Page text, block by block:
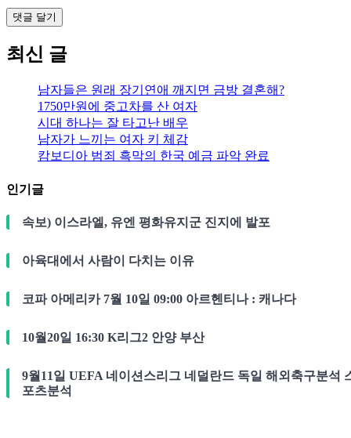
최신 글
남자들은 원래 장기연애 깨지면 금방 결혼해?
1750만원에 중고차를 산 여자
시대 하나는 잘 타고난 배우
남자가 느끼는 여자 키 체감
캄보디아 범죄 흑막의 한국 예금 파악 완료
인기글
속보) 이스라엘, 유엔 평화유지군 진지에 발포
아육대에서 사람이 다치는 이유
코파 아메리카 7월 10일 09:00 아르헨티나 : 캐나다
10월20일 16:30 K리그2 안양 부산
9월11일 UEFA 네이션스리그 네덜란드 독일 해외축구분석
포츠분석